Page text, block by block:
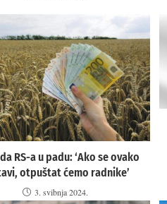
RS-a u padu: ‘Ako se ovako
otpuštat ćemo radnike’
3. svibnja 2024.